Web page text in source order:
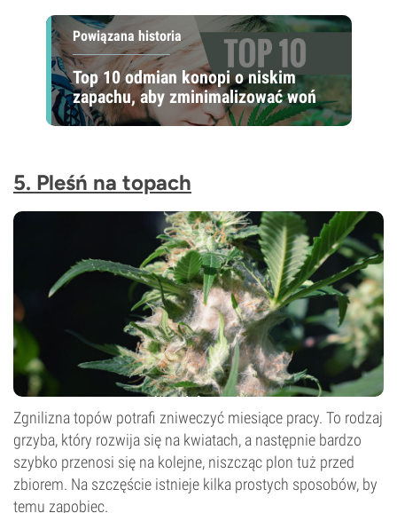
Powiązana historia
Top 10 odmian konopi o niskim
zapachu, aby zminimalizować woń
5. Pleśń na topach
Zgnilizna topów potrafi zniweczyć miesiące pracy. To rodzaj
grzyba, który rozwija się na kwiatach, a następnie bardzo
szybko przenosi się na kolejne, niszcząc plon tuż przed
zbiorem. Na szczęście istnieje kilka prostych sposobów, by
temu zapobiec.